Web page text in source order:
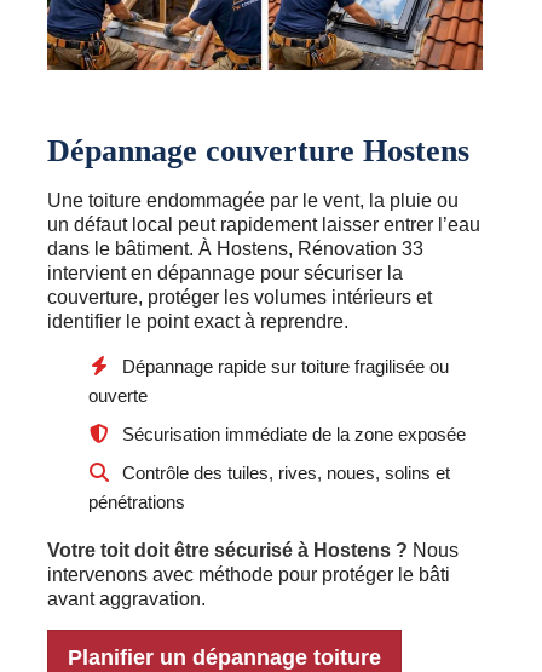
Dépannage couverture Hostens
Une toiture endommagée par le vent, la pluie ou
un défaut local peut rapidement laisser entrer l’eau
dans le bâtiment. À Hostens, Rénovation 33
intervient en dépannage pour sécuriser la
couverture, protéger les volumes intérieurs et
identifier le point exact à reprendre.
Dépannage rapide sur toiture fragilisée ou
ouverte
Sécurisation immédiate de la zone exposée
Contrôle des tuiles, rives, noues, solins et
pénétrations
Votre toit doit être sécurisé à Hostens ? Nous
intervenons avec méthode pour protéger le bâti
avant aggravation.
Planifier un dépannage toiture